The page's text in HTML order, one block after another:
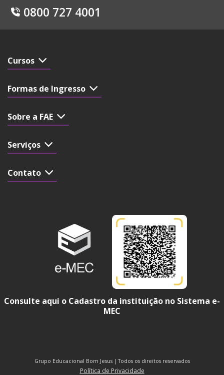
0800 727 4001
Cursos
Formas de Ingresso
Sobre a FAE
Serviços
Contato
Consulte aqui o Cadastro da instituição no Sistema e-
MEC
Grupo Educacional Bom Jesus | Todos os direitos reservados
Política de Privacidade